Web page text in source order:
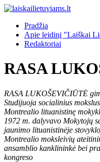
Pradžia
Apie leidinį "Laiškai
Redaktoriai
RASA
RASA LUKOŠEVIČIŪTĖ
Studijuoja socialinius
Montrealio lituanistinę
1972 m. dalyvavo Mokytojų
jaunimo lituanistinėje
Montrealio moksleivių
ansamblio kanklininkė bei
kongreso